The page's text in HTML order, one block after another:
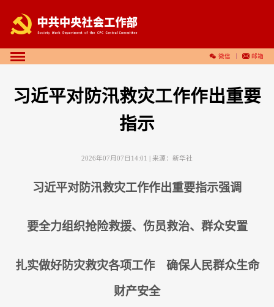
微信 邮箱
习近平对防汛救灾工作作出重要
指示
2026年07月07日14:01 | 来源： 新华社
习近平对防汛救灾工作作出重要指示强调
要全力组织抢险救援、伤员救治、群众安置
扎实做好防灾救灾各项工作 确保人民群众生命
财产安全